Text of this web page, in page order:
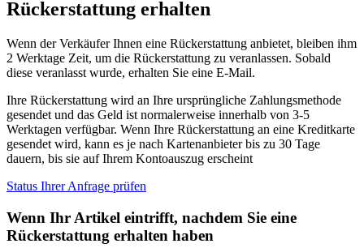
Rückerstattung erhalten
Wenn der Verkäufer Ihnen eine Rückerstattung anbietet, bleiben ihm
2 Werktage Zeit, um die Rückerstattung zu veranlassen. Sobald
diese veranlasst wurde, erhalten Sie eine E-Mail.
Ihre Rückerstattung wird an Ihre ursprüngliche Zahlungsmethode
gesendet und das Geld ist normalerweise innerhalb von 3-5
Werktagen verfügbar. Wenn Ihre Rückerstattung an eine Kreditkarte
gesendet wird, kann es je nach Kartenanbieter bis zu 30 Tage
dauern, bis sie auf Ihrem Kontoauszug erscheint
Status Ihrer Anfrage prüfen
Wenn Ihr Artikel eintrifft, nachdem Sie eine
Rückerstattung erhalten haben